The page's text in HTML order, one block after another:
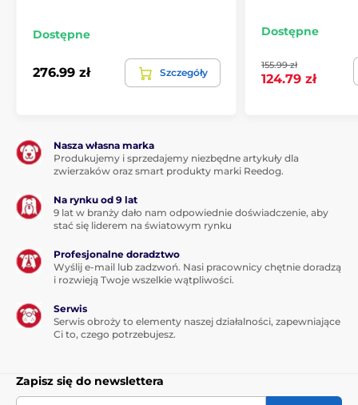
Dostępne
276.99 zł Szczegóły
Dostępne
155.99 zł
124.79 zł
Nasza własna marka
Produkujemy i sprzedajemy niezbędne artykuły dla
zwierzaków oraz smart produkty marki Reedog.
Na rynku od 9 lat
9 lat w branży dało nam odpowiednie doświadczenie, aby
stać się liderem na światowym rynku
Profesjonalne doradztwo
Wyślij e-mail lub zadzwoń. Nasi pracownicy chętnie doradzą
i rozwieją Twoje wszelkie wątpliwości.
Serwis
Serwis obroży to elementy naszej działalności, zapewniające
Ci to, czego potrzebujesz.
Zapisz się do newslettera